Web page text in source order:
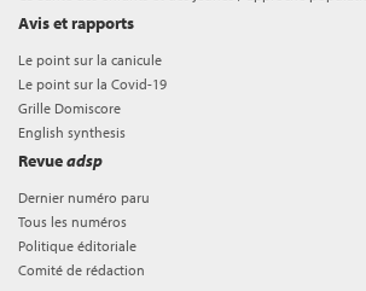
Avis et rapports
Le point sur la canicule
Le point sur la Covid-19
Grille Domiscore
English synthesis
Revueadsp
Dernier numéro paru
Tous les numéros
Politique éditoriale
Comité de rédaction